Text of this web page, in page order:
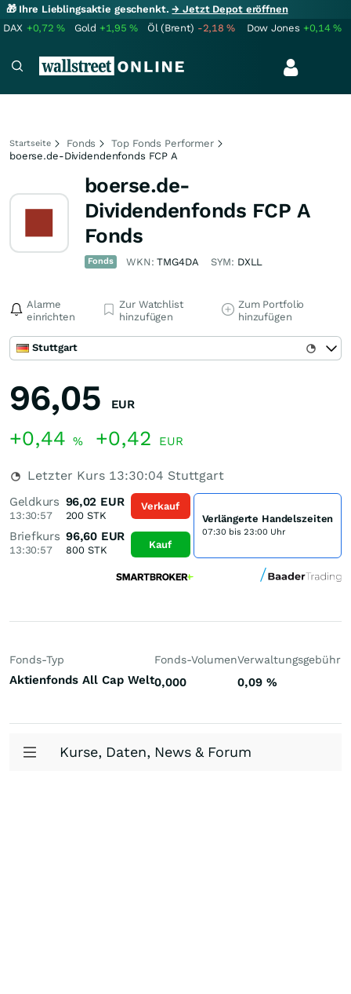
🎁 Ihre Lieblingsaktie geschenkt.→ Jetzt Depot eröffnen
DAX +0,72% Gold +1,95% Öl (Brent) -2,18% Dow Jones +0,14%
Startseite Fonds
Top Fonds Performer
boerse.de-Dividendenfonds FCP A
boerse.de-
Dividendenfonds FCP A
Fonds
Fonds WKN:TMG4DA SYM: DXLL
Alarme
einrichten
Zur Watchlist
hinzufügen
Zum Portfolio
hinzufügen
Stuttgart
96,05 EUR
+0,44 % +0,42 EUR
Letzter Kurs 13:30:04 Stuttgart
Geldkurs
13:30:57
96,02 EUR
200 STK
Briefkurs
13:30:57
96,60 EUR
800STK
Verkauf
Kauf
Verlängerte Handelszeiten
07:30 bis 23:00 Uhr
Fonds-Typ
Aktienfonds All Cap Welt
Fonds-Volumen
0,000
Verwaltungsgebühr
0,09 %
Kurse, Daten, News & Forum